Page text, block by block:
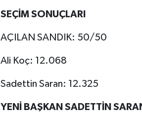
SEÇİM SONUÇLARI
AÇILAN SANDIK: 50/50
Ali Koç: 12.068
Sadettin Saran: 12.325
YENİ BAŞKAN SADETTİN